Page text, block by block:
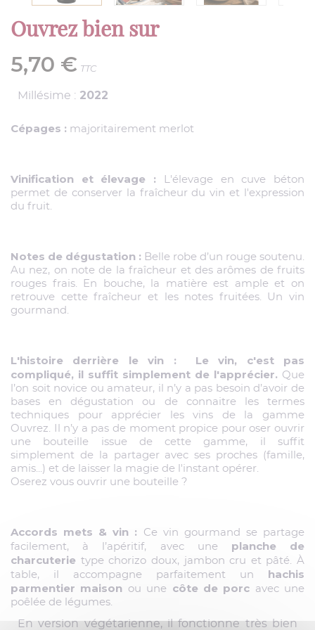
Ouvrez bien sur
5,70 € TTC
Millésime : 2022
Cépages : majoritairement merlot
Vinification et élevage :
L'élevage en cuve béton
permet de conserver la fraîcheur du vin et l'expression
du fruit.
Notes de dégustation : Belle robe d’un rouge soutenu.
Au nez, on note de la fraîcheur et des arômes de fruits
rouges frais. En bouche, la matière est ample et on
retrouve cette fraîcheur et les notes fruitées. Un vin
gourmand.
L'histoire derrière le vin : Le vin, c'est pas
compliqué, il suffit simplement de l'apprécier. Que
l’on soit novice ou amateur, il n’y a pas besoin d’avoir de
bases en dégustation ou de connaitre les termes
techniques pour apprécier les vins de la gamme
Ouvrez. Il n’y a pas de moment propice pour oser ouvrir
une bouteille issue de cette gamme, il suffit
simplement de la partager avec ses proches (famille,
amis...) et de laisser la magie de l'instant opérer.
Oserez vous ouvrir une bouteille ?
Accords mets & vin : Ce vin gourmand se partage
facilement, à l’apéritif, avec une planche de
charcuterie type chorizo doux, jambon cru et pâté. À
table, il accompagne parfaitement un hachis
parmentier maison ou une côte de porc avec une
poêlée de légumes.
En version végétarienne, il fonctionne très bien